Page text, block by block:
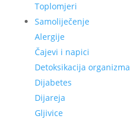
Toplomjeri
Samoliječenje
Alergije
Čajevi i napici
Detoksikacija organizma
Dijabetes
Dijareja
Gljivice